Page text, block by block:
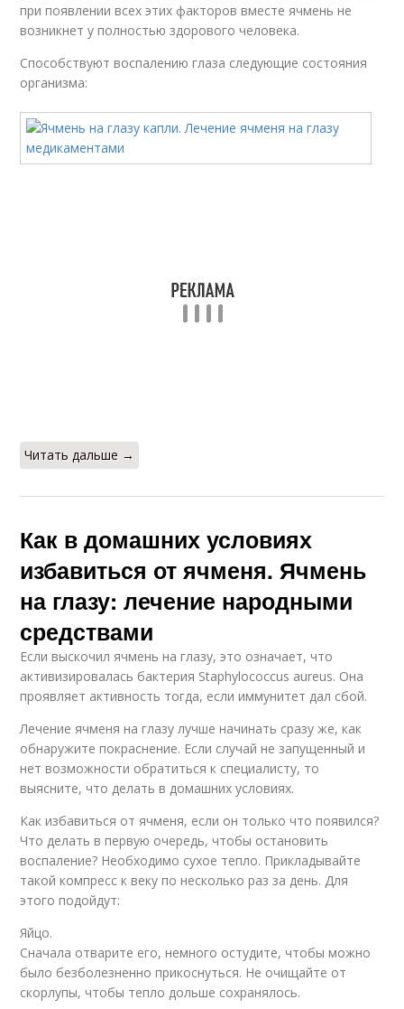
при появлении всех этих факторов вместе ячмень не
возникнет у полностью здорового человека.
Способствуют воспалению глаза следующие состояния
организма:
Читать дальше →
Как в домашних условиях
избавиться от ячменя. Ячмень
на глазу: лечение народными
средствами
Если выскочил ячмень на глазу, это означает, что
активизировалась бактерия Staphylococcus aureus. Она
проявляет активность тогда, если иммунитет дал сбой.
Лечение ячменя на глазу лучше начинать сразу же, как
обнаружите покраснение. Если случай не запущенный и
нет возможности обратиться к специалисту, то
выясните, что делать в домашних условиях.
Как избавиться от ячменя, если он только что появился?
Что делать в первую очередь, чтобы остановить
воспаление? Необходимо сухое тепло. Прикладывайте
такой компресс к веку по несколько раз за день. Для
этого подойдут:
Яйцо.
Сначала отварите его, немного остудите, чтобы можно
было безболезненно прикоснуться. Не очищайте от
скорлупы, чтобы тепло дольше сохранялось.